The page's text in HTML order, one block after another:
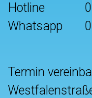
Hotline
Whatsapp
Termin